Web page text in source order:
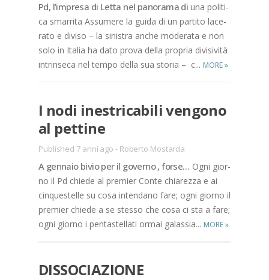
Pd, l’im­pre­sa di Let­ta nel pa­no­ra­ma di una po­li­ti­
ca smar­ri­ta As­su­me­re la gui­da di un par­ti­to la­ce­
ra­to e di­vi­so – la si­ni­stra an­che mo­de­ra­ta e non
solo in Ita­lia ha dato pro­va del­la pro­pria di­vi­si­vi­tà
in­trin­se­ca nel tem­po del­la sua sto­ria – c... MORE»
I nodi ine­stri­ca­bi­li ven­go­no
al pet­ti­ne
Published 7 anni ago - Roberto Mostarda
A gen­na­io bi­vio per il go­ver­no , for­se… Ogni gior­
no il Pd chie­de al pre­mier Con­te chia­rez­za e ai
cin­que­stel­le su cosa in­ten­da­no fare; ogni gior­no il
pre­mier chie­de a se stes­so che cosa ci sta a fare;
ogni gior­no i pen­ta­stel­la­ti or­mai ga­las­sia... MORE»
DIS­SO­CIA­ZIO­NE